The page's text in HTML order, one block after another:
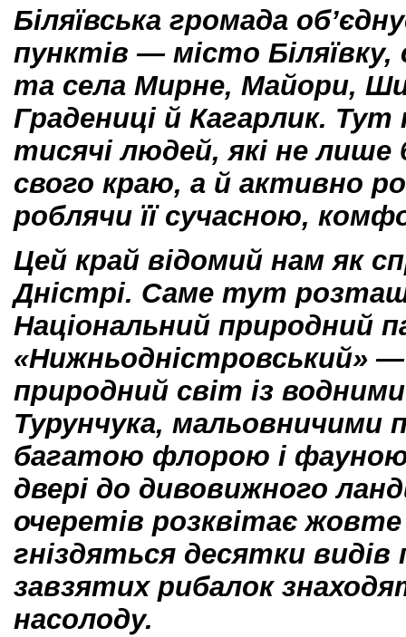
Біляївська громада
пунктів — місто
та села Мирне, Майори,
Градениці й Кагарлик.
тисячі людей, які не лише
свого краю, а й активно
роблячи її сучасною,
Цей край відомий нам як
Дністрі. Саме тут
Національний природний
«Нижньодністровський»—
природний світ із
Турунчука, мальовничими
багатою флорою і фауною.
двері до дивовижного
очеретів розквітає
гніздяться десятки видів
завзятих рибалок
насолоду.